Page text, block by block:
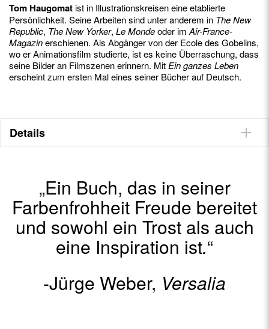
Tom Haugomatist in Illustrationskreisen eine etablierte
Persönlichkeit. Seine Arbeiten sind unter anderem in The New
Republic, The New Yorker, Le Mondeoder im Air-France-
Magazinerschienen. Als Abgänger von der Ecole des Gobelins,
wo er Animationsfilm studierte, ist es keine Überraschung, dass
seine Bilder an Filmszenen erinnern. Mit Ein ganzes Leben
erscheint zum ersten Mal eines seiner Bücher auf Deutsch.
Details
„Ein Buch, das in seiner
Farbenfrohheit Freude bereitet
und sowohl ein Trost als auch
eine Inspiration ist.“
-Jürge Weber, Versalia